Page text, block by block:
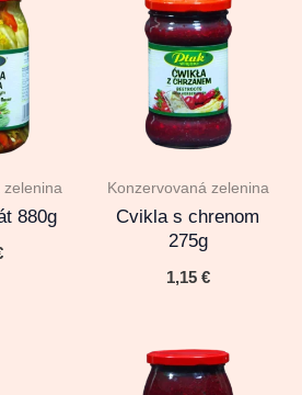
zelenina
880g
Konzervovaná zelenina
Cvikla s chrenom
275g
1,15 €